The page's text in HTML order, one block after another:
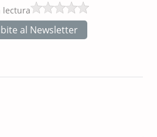
lectura
al Newsletter